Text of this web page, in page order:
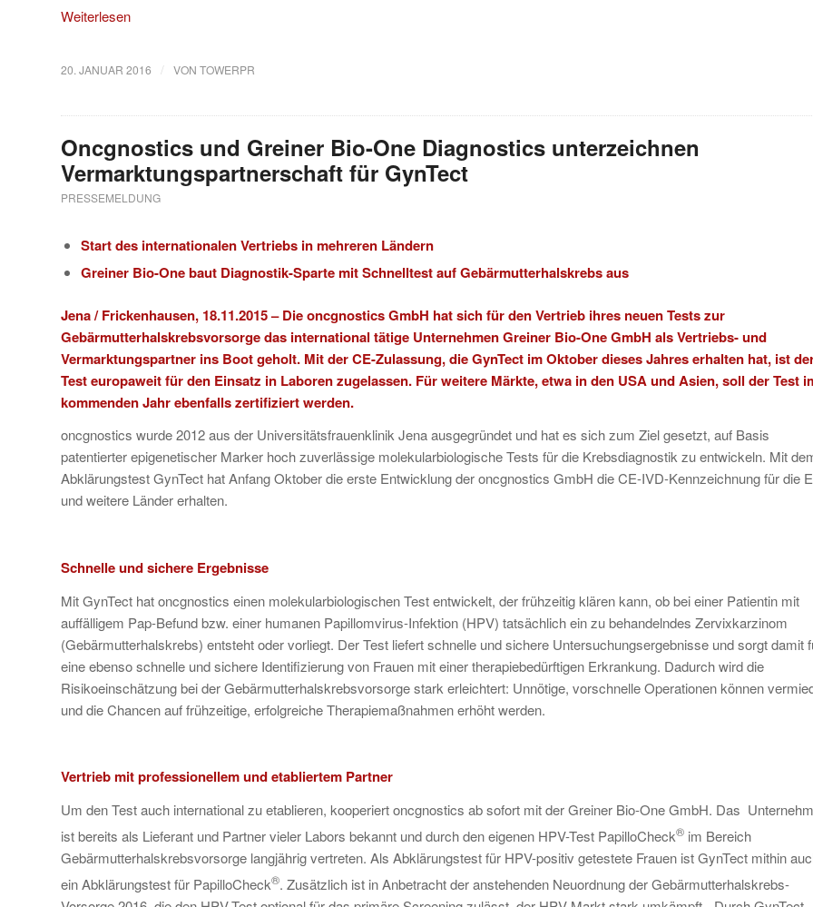
Weiterlesen
20. JANUAR 2016 / VON TOWERPR
Oncgnostics und Greiner Bio-One Diagnostics unterzeichnen
Vermarktungspartnerschaft für GynTect
PRESSEMELDUNG
Start des internationalen Vertriebs in mehreren Ländern
Greiner Bio-One baut Diagnostik-Sparte mit Schnelltest auf Gebärmutterhalskrebs aus
Jena / Frickenhausen, 18.11.2015 – Dieoncgnostics GmbH hat sich für den Vertrieb ihres neuen Tests zur
Gebärmutterhalskrebsvorsorge das international tätige UnternehmenGreiner Bio-One GmbH als Vertriebs- und
Vermarktungspartner ins Boot geholt. Mit der CE-Zulassung, die GynTect im Oktober dieses Jahres erhalten hat, ist
Test europaweit für den Einsatz in Laboren zugelassen. Für weitere Märkte, etwa in den USA und Asien, soll der Test
kommenden Jahr ebenfalls zertifiziert werden.
oncgnostics wurde 2012 aus der Universitätsfrauenklinik Jena ausgegründet und hat es sich zum Ziel gesetzt, auf Basis
patentierter epigenetischer Marker hoch zuverlässige molekularbiologische Tests für die Krebsdiagnostik zu entwickeln. Mit
Abklärungstest GynTect hat Anfang Oktober die erste Entwicklung der oncgnostics GmbH die CE-IVD-Kennzeichnung für die
und weitere Länder erhalten.
Schnelle und sichere Ergebnisse
Mit GynTect hat oncgnostics einen molekularbiologischen Test entwickelt, der frühzeitig klären kann, ob bei einer Patientin mit
auffälligem Pap-Befund bzw. einer humanen Papillomvirus-Infektion (HPV) tatsächlich ein zu behandelndes Zervixkarzinom
(Gebärmutterhalskrebs) entsteht oder vorliegt. Der Test liefert schnelle und sichere Untersuchungsergebnisse und sorgt damit
eine ebenso schnelle und sichere Identifizierung von Frauen mit einer therapiebedürftigen Erkrankung. Dadurch wird die
Risikoeinschätzung bei der Gebärmutterhalskrebsvorsorge stark erleichtert: Unnötige, vorschnelle Operationen können
und die Chancen auf frühzeitige, erfolgreiche Therapiemaßnahmen erhöht werden.
Vertrieb mit professionellem und etabliertem Partner
Um den Test auch international zu etablieren, kooperiert oncgnostics ab sofort mit der Greiner Bio-One GmbH. Das
ist bereits als Lieferant und Partner vieler Labors bekannt und durch den eigenen HPV-Test PapilloCheck® im Bereich
Gebärmutterhalskrebsvorsorge langjährig vertreten. Als Abklärungstest für HPV-positiv getestete Frauen ist GynTect mithin
ein Abklärungstest für PapilloCheck®. Zusätzlich ist in Anbetracht der anstehenden Neuordnung der Gebärmutterhalskrebs-